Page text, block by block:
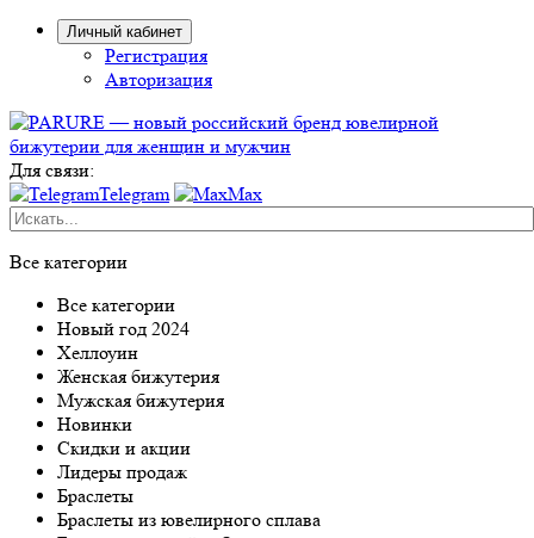
Личный кабинет
Регистрация
Авторизация
Для связи:
Telegram
Max
Все категории
Все категории
Новый год 2024
Хеллоуин
Женская бижутерия
Мужская бижутерия
Новинки
Скидки и акции
Лидеры продаж
Браслеты
Браслеты из ювелирного сплава